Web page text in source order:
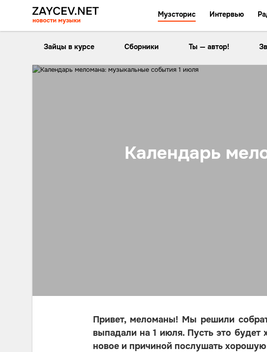
Музсторис Интервью
Зайцы в курсе Сборники Ты — автор!
Календарь
Привет, меломаны! Мы решили
выпадали на 1 июля. Пусть это
новое и причиной послушать